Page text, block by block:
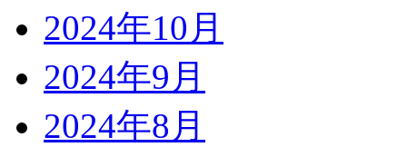
2024年10月
2024年9月
2024年8月